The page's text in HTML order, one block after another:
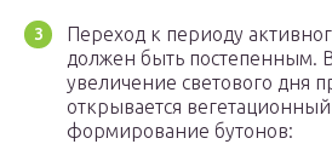
Переход к периоду
должен быть постепенным.
увеличение светового дня
открывается
формирование бутонов: